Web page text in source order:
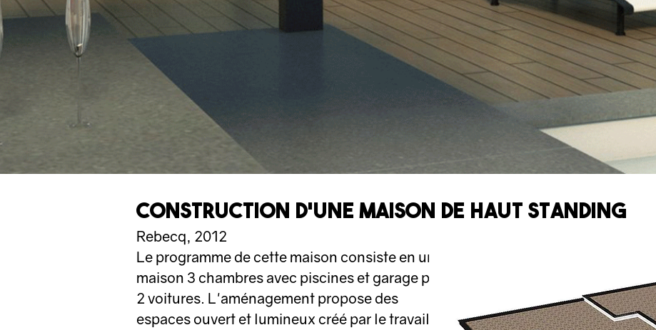
construction d'une maison de haut standing
Rebecq, 2012
Le programme de cette maison consiste en une
maison 3 chambres avec piscines et garage pour
2 voitures. L'aménagement propose des
espaces ouvert et lumineux créé par le travail